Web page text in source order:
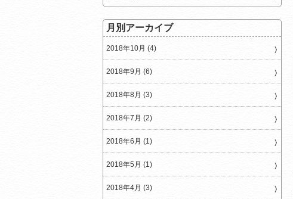
月別アーカイブ
2018年10月 (4)
2018年9月 (6)
2018年8月 (3)
2018年7月 (2)
2018年6月 (1)
2018年5月 (1)
2018年4月 (3)